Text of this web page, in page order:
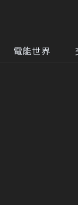
電能世界